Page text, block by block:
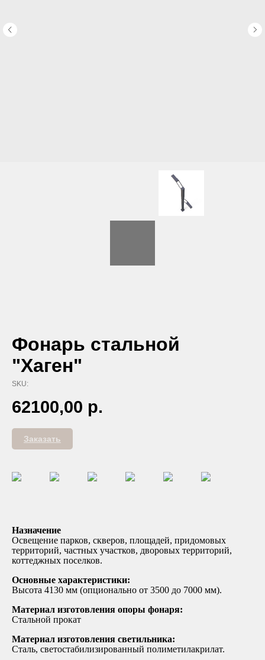
Фонарь стальной
"Хаген"
SKU:
62100,00 р.
Заказать
Назначение
Освещение парков, скверов, площадей, придомовых
территорий, частных участков, дворовых территорий,
коттеджных поселков.
Основные характеристики:
Высота 4130 мм (опционально от 3500 до 7000 мм).
Материал изготовления опоры фонаря:
Стальной прокат
Материал изготовления светильника:
Сталь, светостабилизированный полиметилакрилат.